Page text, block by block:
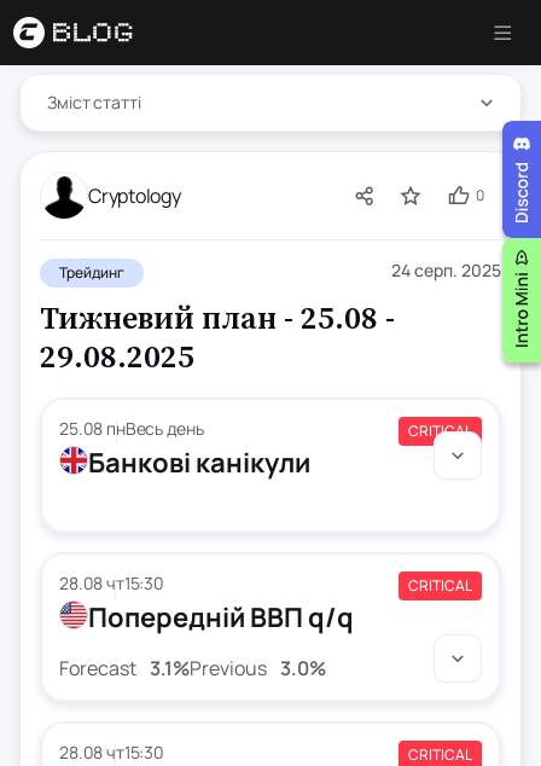
Зміст статті
Cryptology
Трейдинг 24 серп. 2025
0
Тижневий план - 25.08 -
29.08.2025
25.08 пнВесь день CRITICAL
Банкові канікули
28.08 чт15:30 CRITICAL
Попередній ВВП q/q
Forecast 3.1%Previous 3.0%
28.08 чт15:30 CRITICAL